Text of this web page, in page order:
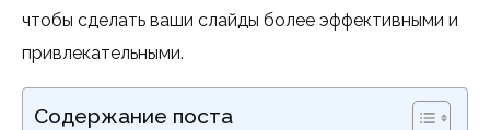
чтобы сделать ваши слайды более эффективными и
привлекательными.
Содержание поста